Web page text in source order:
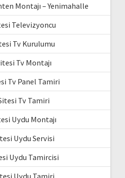
Montajı – Yenimahalle
Televizyoncu
Tv Kurulumu
Tv Montajı
Tv Panel Tamiri
Tv Tamiri
Uydu Montajı
Uydu Servisi
Uydu Tamircisi